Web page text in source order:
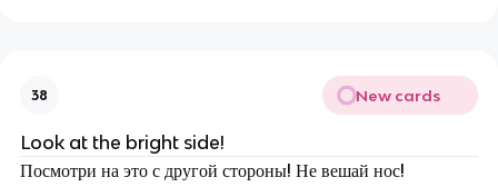
38 New cards
Look at the bright side!
Посмотри на это с другой стороны! Не вешай нос!